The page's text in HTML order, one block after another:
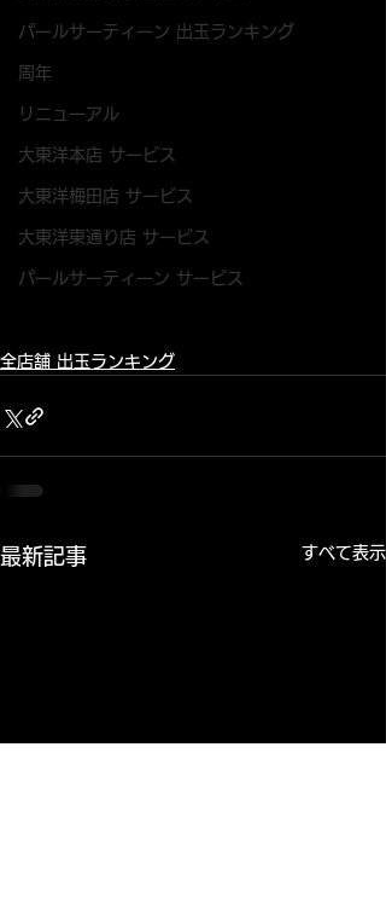
パールサーティーン 出玉ランキング
周年
リニューアル
大東洋本店 サービス
大東洋梅田店 サービス
大東洋東通り店 サービス
パールサーティーン サービス
全店舗 出玉ランキング
最新記事 すべて表示